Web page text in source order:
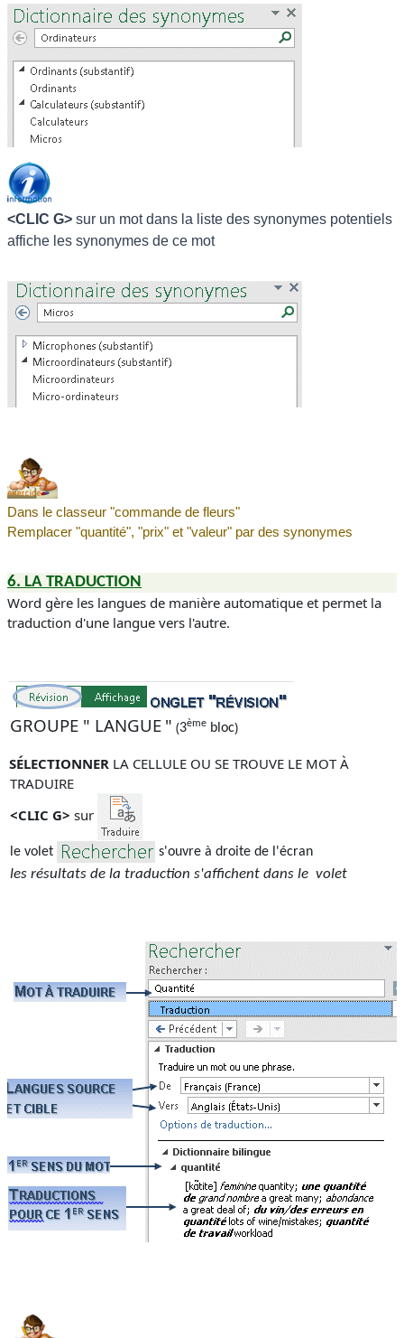
<CLIC G> sur un mot dans la liste des synonymes potentiels
affiche les synonymes de ce mot
Dans le classeur "commande de fleurs"
Remplacer "quantité", "prix" et "valeur" par des synonymes
6. LA TRADUCTION
Word gère les langues de manière automatique et permet la
traduction d'une langue vers l'autre.
GROUPE " LANGUE " (3èmebloc)
SÉLECTIONNER LA CELLULE OU SE TROUVE LE MOT À
TRADUIRE
<CLIC G> sur
le volet
s'ouvre à droite de l'écran
les résultats de la traduction s'affichent dans le volet